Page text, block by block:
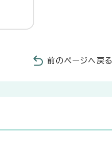
前のページへ戻る